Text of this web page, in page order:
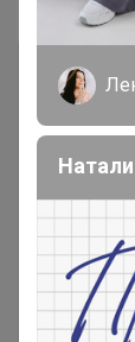
Чтобы